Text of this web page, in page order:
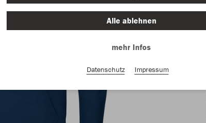
Alle ablehnen
mehr Infos
Datenschutz Impressum